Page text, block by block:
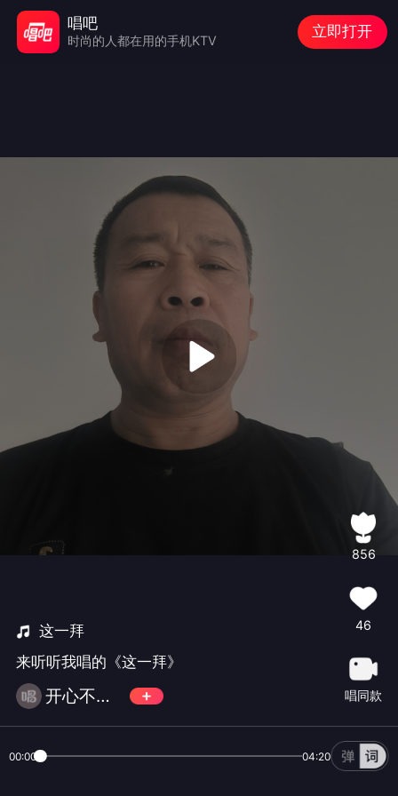
这一拜
来听听我唱的《这一拜》
开心不玩金币
856
46
唱同款
00:00 04:20
唱吧
时尚的人都在用的手机KTV
立即打开